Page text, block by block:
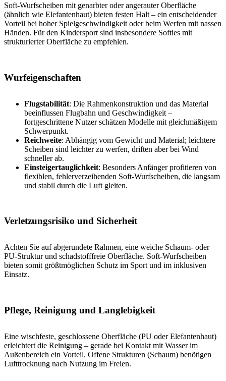
Soft-Wurfscheiben mit genarbter oder angerauter Oberfläche
(ähnlich wie Elefantenhaut) bieten festen Halt – ein entscheidender
Vorteil bei hoher Spielgeschwindigkeit oder beim Werfen mit nassen
Händen. Für den Kindersport sind insbesondere Softies mit
strukturierter Oberfläche zu empfehlen.
Wurfeigenschaften
Flugstabilität: Die Rahmenkonstruktion und das Material
beeinflussen Flugbahn und Geschwindigkeit –
fortgeschrittene Nutzer schätzen Modelle mit gleichmäßigem
Schwerpunkt.
Reichweite: Abhängig vom Gewicht und Material; leichtere
Scheiben sind leichter zu werfen, driften aber bei Wind
schneller ab.
Einsteigertauglichkeit: Besonders Anfänger profitieren von
flexiblen, fehlerverzeihenden Soft-Wurfscheiben, die langsam
und stabil durch die Luft gleiten.
Verletzungsrisiko und Sicherheit
Achten Sie auf abgerundete Rahmen, eine weiche Schaum- oder
PU-Struktur und schadstofffreie Oberfläche. Soft-Wurfscheiben
bieten somit größtmöglichen Schutz im Sport und im inklusiven
Einsatz.
Pflege, Reinigung und Langlebigkeit
Eine wischfeste, geschlossene Oberfläche (PU oder Elefantenhaut)
erleichtert die Reinigung – gerade bei Kontakt mit Wasser im
Außenbereich ein Vorteil. Offene Strukturen (Schaum) benötigen
Lufttrocknung nach Nutzung im Freien.